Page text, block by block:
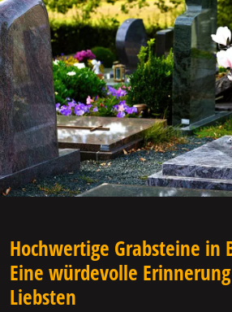
Hochwertige Grabsteine in
Eine würdevolle
Liebsten